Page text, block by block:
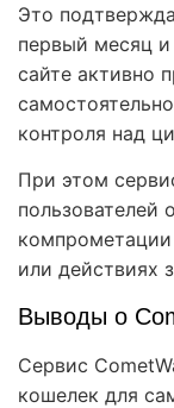
Это
первый месяц
сайте активно
контроля над
При этом
пользователей
или действиях
Выводы о
Сервис
кошелек для